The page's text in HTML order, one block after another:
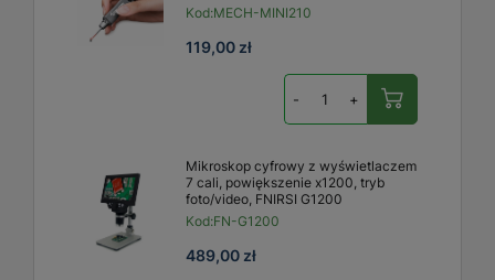
Kod:MECH-MINI210
119,00 zł
- +
Mikroskop cyfrowy z wyświetlaczem
7 cali, powiększenie x1200, tryb
foto/video, FNIRSI G1200
Kod:FN-G1200
489,00 zł